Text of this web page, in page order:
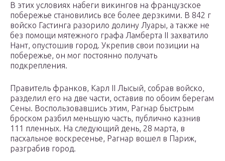
В этих условиях набеги викингов на французское
побережье становились все более дерзкими. В 842 г
войско Гастинга разорило долину Луары, а также не
без помощи мятежного графа Ламберта II захватило
Нант, опустошив город. Укрепив свои позиции на
побережье, он мог постоянно получать
подкрепления.
Правитель франков, Карл II Лысый, собрав войско,
разделил его на две части, оставив по обоим берегам
Сены. Воспользовавшись этим, Рагнар быстрым
броском разбил меньшую часть, публично казнив
111 пленных. На следующий день, 28 марта, в
пасхальное воскресенье, Рагнар вошел в Париж,
разграбив город.